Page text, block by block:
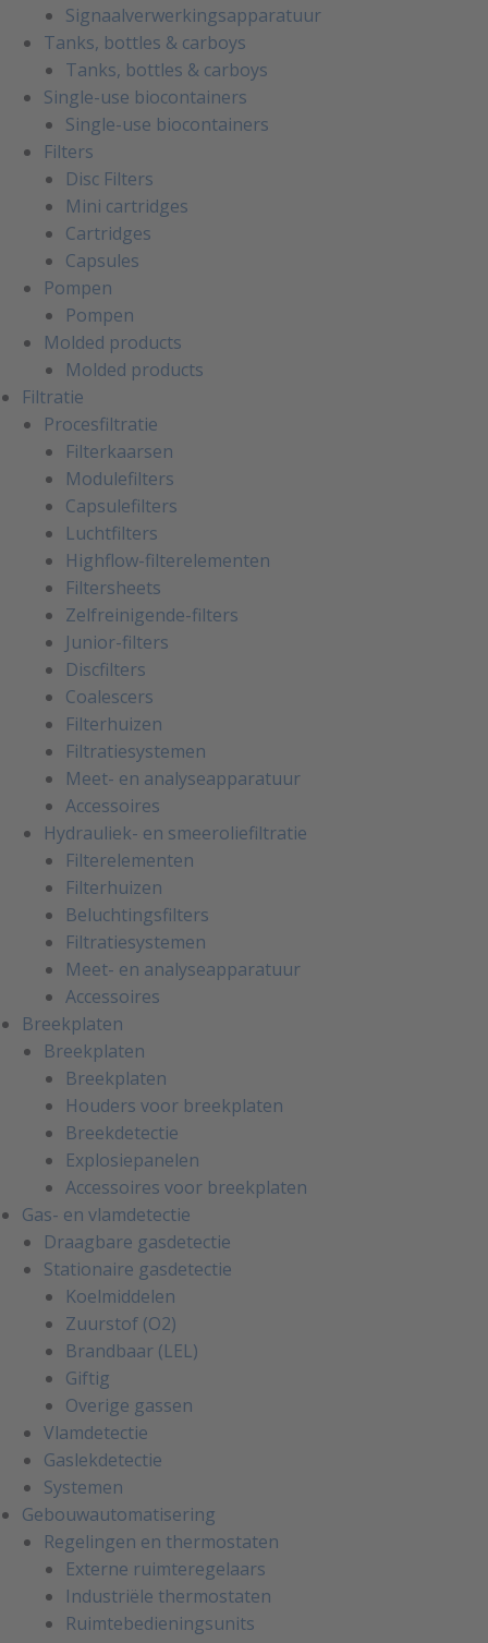
Signaalverwerkingsapparatuur
Tanks, bottles & carboys
Tanks, bottles & carboys
Single-use biocontainers
Single-use biocontainers
Filters
Disc Filters
Mini cartridges
Cartridges
Capsules
Pompen
Pompen
Molded products
Molded products
Filtratie
Procesfiltratie
Filterkaarsen
Modulefilters
Capsulefilters
Luchtfilters
Highflow-filterelementen
Filtersheets
Zelfreinigende-filters
Junior-filters
Discfilters
Coalescers
Filterhuizen
Filtratiesystemen
Meet- en analyseapparatuur
Accessoires
Hydrauliek- en smeeroliefiltratie
Filterelementen
Filterhuizen
Beluchtingsfilters
Filtratiesystemen
Meet- en analyseapparatuur
Accessoires
Breekplaten
Breekplaten
Breekplaten
Houders voor breekplaten
Breekdetectie
Explosiepanelen
Accessoires voor breekplaten
Gas- en vlamdetectie
Draagbare gasdetectie
Stationaire gasdetectie
Koelmiddelen
Zuurstof (O2)
Brandbaar (LEL)
Giftig
Overige gassen
Vlamdetectie
Gaslekdetectie
Systemen
Gebouwautomatisering
Regelingen en thermostaten
Externe ruimteregelaars
Industriële thermostaten
Ruimtebedieningsunits